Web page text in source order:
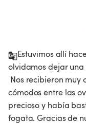
Estuvimos allí
olvidamos dejar una
cómodos entre las
precioso y había
fogata. Gracias de